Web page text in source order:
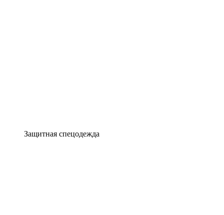
Защитная спецодежда